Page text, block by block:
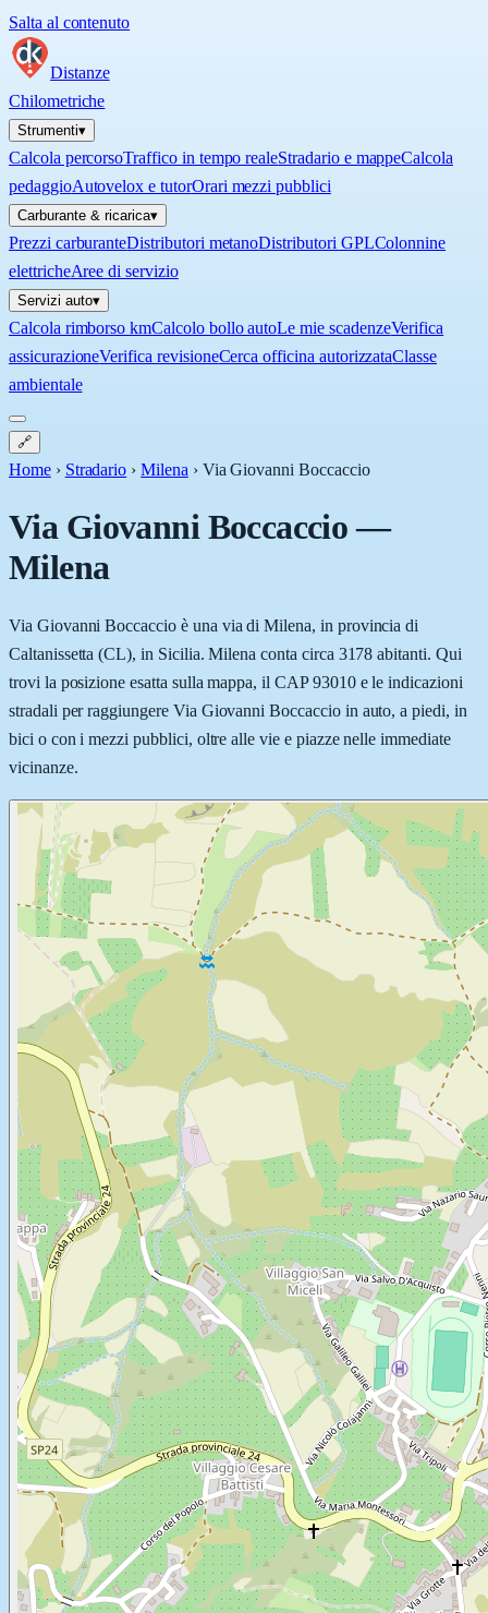
Salta al contenuto
Distanze
Chilometriche
Strumenti▾
Calcola percorsoTraffico in tempo realeStradario e mappeCalcola
pedaggioAutovelox e tutorOrari mezzi pubblici
Carburante & ricarica▾
Prezzi carburanteDistributori metanoDistributori GPLColonnine
elettricheAree di servizio
Servizi auto▾
Calcola rimborso kmCalcolo bollo autoLe mie scadenzeVerifica
assicurazioneVerifica revisioneCerca officina autorizzataClasse
ambientale
🔗
Home › Stradario › Milena › Via Giovanni Boccaccio
Via Giovanni Boccaccio—
Milena
Via Giovanni Boccaccio è una via di Milena, in provincia di
Caltanissetta (CL), in Sicilia. Milena conta circa 3178 abitanti. Qui
trovi la posizione esatta sulla mappa, il CAP 93010 e le indicazioni
stradali per raggiungere Via Giovanni Boccaccio in auto, a piedi, in
bici o con i mezzi pubblici, oltre alle vie e piazze nelle immediate
vicinanze.